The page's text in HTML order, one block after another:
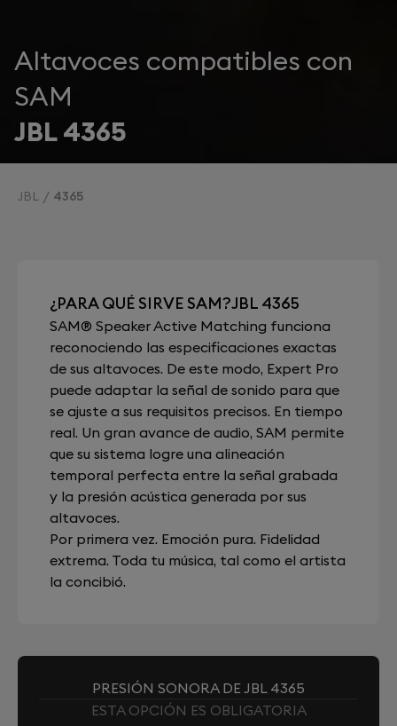
Altavoces compatibles con
SAM
JBL 4365
JBL 4365
¿PARA QUÉ SIRVE SAM?JBL 4365
SAM® Speaker Active Matching funciona
reconociendo las especificaciones exactas
de sus altavoces. De este modo, Expert Pro
puede adaptar la señal de sonido para que
se ajuste a sus requisitos precisos. En tiempo
real. Un gran avance de audio, SAM permite
que su sistema logre una alineación
temporal perfecta entre la señal grabada
y la presión acústica generada por sus
altavoces.
Por primera vez. Emoción pura. Fidelidad
extrema. Toda tu música, tal como el artista
la concibió.
PRESIÓN SONORA DE JBL 4365
ESTA OPCIÓN ES OBLIGATORIA